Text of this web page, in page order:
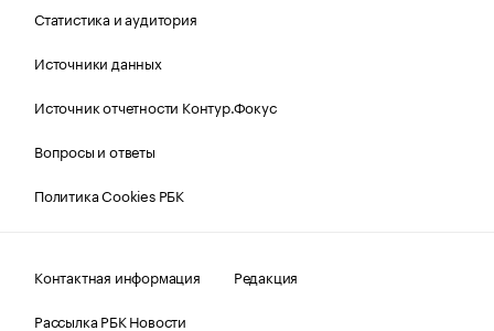
Статистика и аудитория
Источники данных
Источник отчетности Контур.Фокус
Вопросы и ответы
Политика Cookies РБК
Контактная информация
Редакция
Рассылка РБК Новости